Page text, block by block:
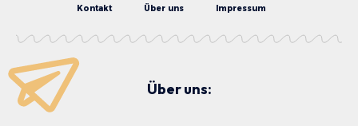
Kontakt Über uns Impressum
Über uns: